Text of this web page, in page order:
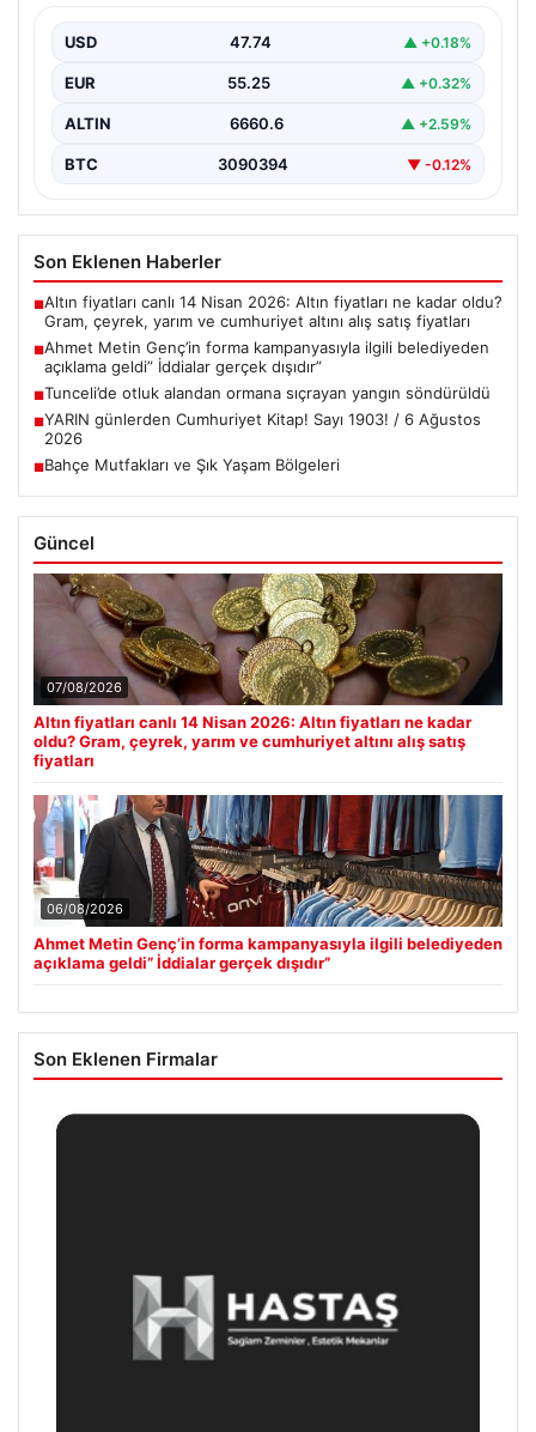
USD 47.74 ▲ +0.18%
EUR 55.25 ▲ +0.32%
ALTIN 6660.6 ▲ +2.59%
BTC 3090394 ▼ -0.12%
Son Eklenen Haberler
■Altın fiyatları canlı 14 Nisan 2026: Altın fiyatları ne kadar oldu?
Gram, çeyrek, yarım ve cumhuriyet altını alış satış fiyatları
■Ahmet Metin Genç’in forma kampanyasıyla ilgili belediyeden
açıklama geldi” İddialar gerçek dışıdır”
■Tunceli’de otluk alandan ormana sıçrayan yangın söndürüldü
■YARIN günlerden Cumhuriyet Kitap! Sayı 1903! / 6 Ağustos
2026
■Bahçe Mutfakları ve Şık Yaşam Bölgeleri
Güncel
07/08/2026
Altın fiyatları canlı 14 Nisan 2026: Altın fiyatları ne kadar
oldu? Gram, çeyrek, yarım ve cumhuriyet altını alış satış
fiyatları
06/08/2026
Ahmet Metin Genç’in forma kampanyasıyla ilgili belediyeden
açıklama geldi” İddialar gerçek dışıdır”
Son Eklenen Firmalar